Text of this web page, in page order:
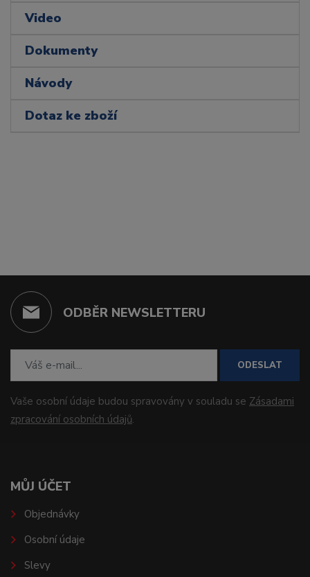
Video
Dokumenty
Návody
Dotaz ke zboží
ODBĚR NEWSLETTERU
ODESLAT
Vaše osobní údaje budou spravovány v souladu se Zásadami
zpracování osobních údajů.
MŮJ ÚČET
Objednávky
Osobní údaje
Slevy